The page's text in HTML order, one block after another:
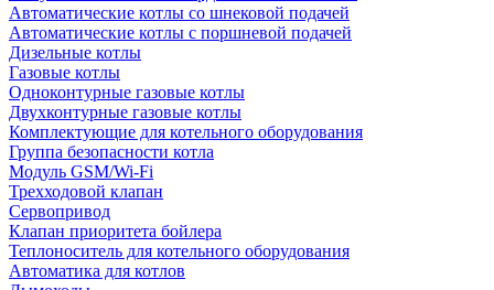
Автоматические котлы со шнековой подачей
Автоматические котлы с поршневой подачей
Дизельные котлы
Газовые котлы
Одноконтурные газовые котлы
Двухконтурные газовые котлы
Комплектующие для котельного оборудования
Группа безопасности котла
Модуль GSM/Wi-Fi
Трехходовой клапан
Сервопривод
Клапан приоритета бойлера
Теплоноситель для котельного оборудования
Автоматика для котлов